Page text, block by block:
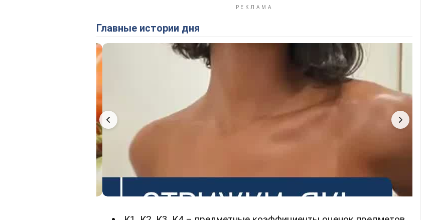
Главные истории дня